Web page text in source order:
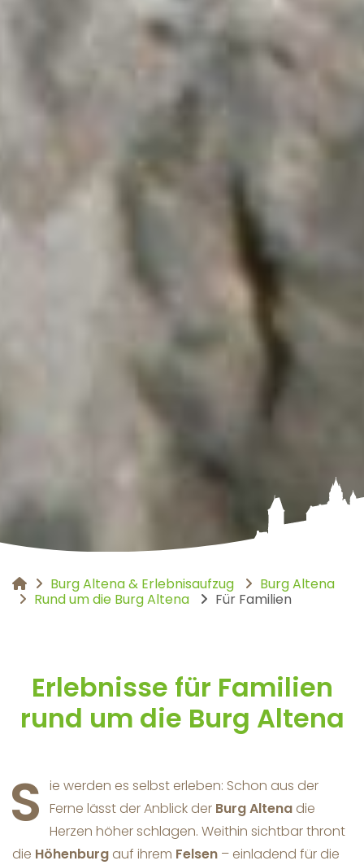
You are here:
Burg Altena & Erlebnisaufzug
Burg Altena
Rund um die Burg Altena
Für Familien
Erlebnisse für Familien
rund um die Burg Altena
S ie werden es selbst erleben: Schon aus der
Ferne lässt der Anblick der Burg Altena die
Herzen höher schlagen. Weithin sichtbar thront
die Höhenburg auf ihrem Felsen – einladend für die